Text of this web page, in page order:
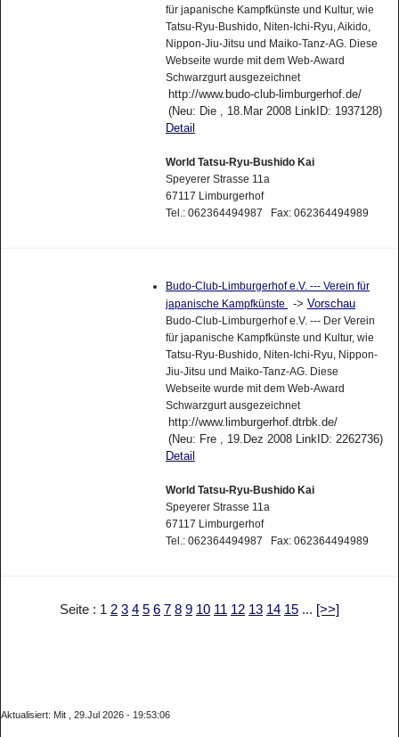
für japanische Kampfkünste und Kultur, wie
Tatsu-Ryu-Bushido, Niten-Ichi-Ryu, Aikido,
Nippon-Jiu-Jitsu und Maiko-Tanz-AG. Diese
Webseite wurde mit dem Web-Award
Schwarzgurt ausgezeichnet
http://www.budo-club-limburgerhof.de/
(Neu: Die , 18.Mar 2008 LinkID: 1937128)
Detail
World Tatsu-Ryu-Bushido Kai
Speyerer Strasse 11a
67117 Limburgerhof
Tel.: 062364494987 Fax: 062364494989
Budo-Club-Limburgerhof e.V. --- Verein für
japanische Kampfkünste
-> Vorschau
Budo-Club-Limburgerhof e.V. --- Der Verein
für japanische Kampfkünste und Kultur, wie
Tatsu-Ryu-Bushido, Niten-Ichi-Ryu, Nippon-
Jiu-Jitsu und Maiko-Tanz-AG. Diese
Webseite wurde mit dem Web-Award
Schwarzgurt ausgezeichnet
http://www.limburgerhof.dtrbk.de/
(Neu: Fre , 19.Dez 2008 LinkID: 2262736)
Detail
World Tatsu-Ryu-Bushido Kai
Speyerer Strasse 11a
67117 Limburgerhof
Tel.: 062364494987 Fax: 062364494989
Seite : 1 2 3 4 5 6 7 8 9 10 11 12 13 14 15 ... [>>]
Aktualisiert: Mit , 29.Jul 2026 - 19:53:06